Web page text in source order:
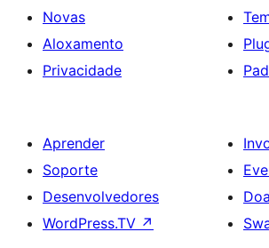
Novas
Aloxamento
Privacidade
Aprender
Soporte
Desenvolvedores
WordPress.TV ↗